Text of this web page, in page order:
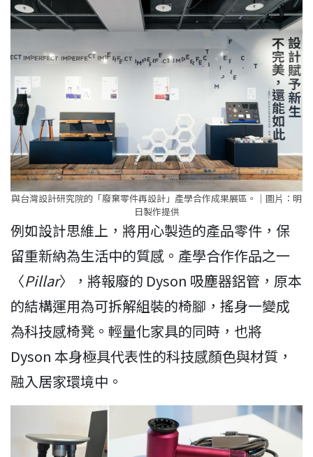
與台灣設計研究院的「廢棄零件再設計」產學合作成果展區。｜圖⽚：明
日製作提供
例如設計思維上，將用心製造的產品零件，保
留重新納為生活中的質感。產學合作作品之一
〈Pillar〉，將報廢的 Dyson 吸塵器鋁管，原本
的結構運用為可拆解組裝的椅腳，搖身一變成
為科技感椅凳。輕量化家具的同時，也將
Dyson 本身極具代表性的科技感顏色與材質，
融入居家環境中。